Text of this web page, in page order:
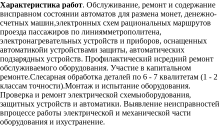
Характеристика работ. Обслуживание, ремонт и содержание
висправном состоянии автоматов для размена монет, денежно-
счетных машин,электронных схем рациональных маршрутов
проезда пассажиров по линиямметрополитена,
электронагревательных устройств и приборов, оснащенных
автоматикойи устройствами защиты, автоматических
подзарядных устройств. Профилактический исредний ремонт
обслуживаемого оборудования. Участие в капитальном
ремонте.Слесарная обработка деталей по 6 - 7 квалитетам (1 - 2
классам точности).Монтаж и испытание оборудования.
Проверка и ремонт электрической схемыоборудования,
защитных устройств и автоматики. Выявление неисправностей
впроцессе работы электрической и механической части
оборудования и ихустранение.